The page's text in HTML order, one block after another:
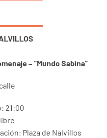
– “Mundo Sabina”
21:00
Plaza de Nalvillos